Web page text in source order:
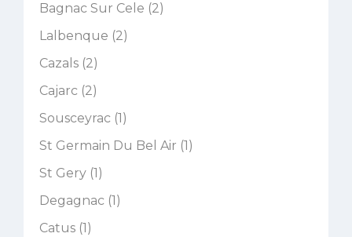
Bagnac Sur Cele (2)
Lalbenque (2)
Cazals (2)
Cajarc (2)
Sousceyrac (1)
St Germain Du Bel Air (1)
St Gery (1)
Degagnac (1)
Catus (1)